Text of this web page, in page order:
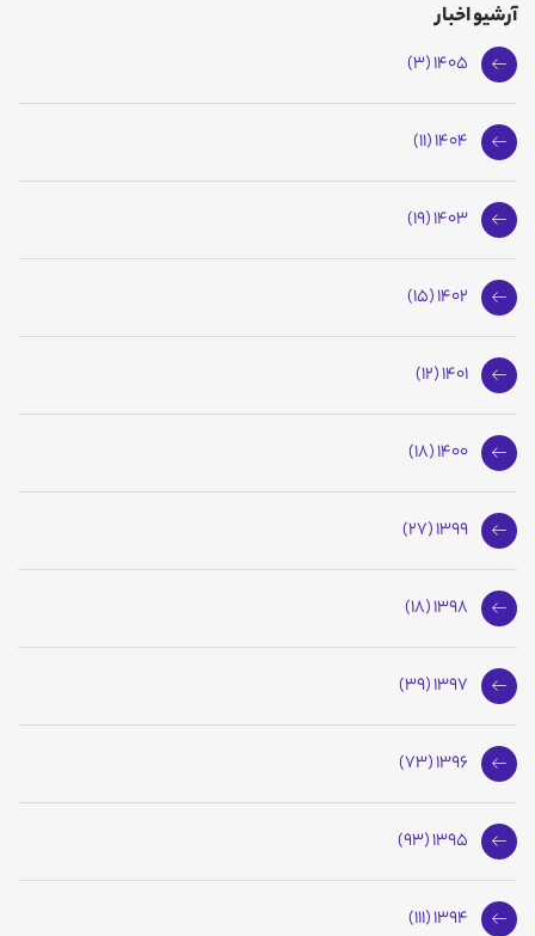
آرشیو اخبار
1405 (3)
1404 (11)
1403 (19)
1402 (15)
1401 (12)
1400 (18)
1399 (27)
1398 (18)
1397 (39)
1396 (73)
1395 (93)
1394 (111)